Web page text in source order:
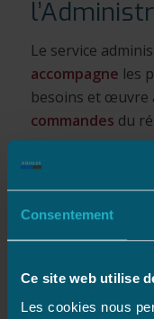
Consentement
Ce site web utilise
Les cookies nous
Le service
accompagne les
besoins et œuvre
commandes du